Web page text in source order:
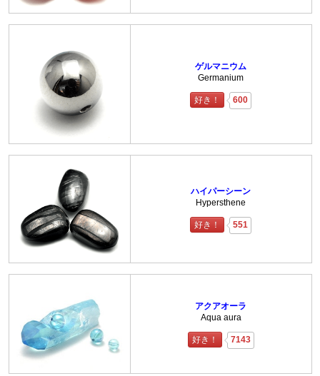
ゲルマニウム
Germanium
好き！ 600
ハイパーシーン
Hypersthene
好き！ 551
アクアオーラ
Aqua aura
好き！ 7143